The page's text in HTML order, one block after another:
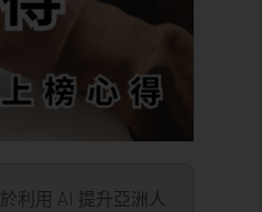
利用 AI 提升亞洲人